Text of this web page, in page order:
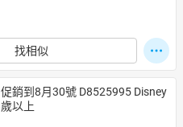
找相似
促銷到8月30號 D8525995 Disney
以上